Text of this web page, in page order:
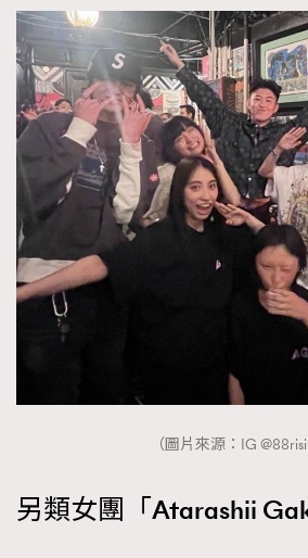
（圖片來源：IG
另類女團「Atarashii